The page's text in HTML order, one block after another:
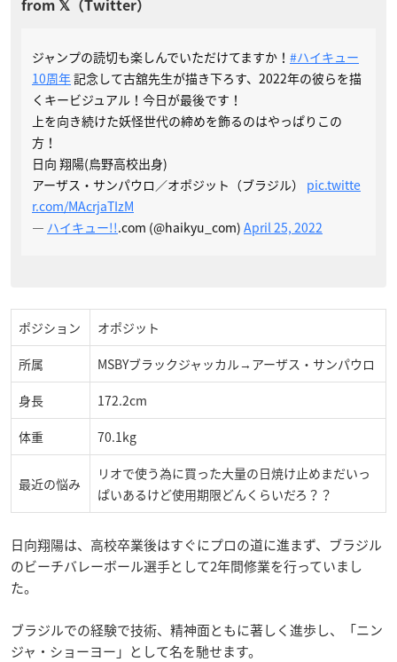
ジャンプの読切も楽しんでいただけてますか！ #ハイキュー
10周年記念して古舘先生が描き下ろす、2022年の彼らを描
くキービジュアル！今日が最後です！
上を向き続けた妖怪世代の締めを飾るのはやっぱりこの
方！
日向 翔陽(烏野高校出身)
アーザス・サンパウロ／オポジット（ブラジル） pic.twitte
r.com/MAcrjaTIzM
— ハイキュー!!.com (@haikyu_com) April 25, 2022
ポジション オポジット
所属 MSBYブラックジャッカル→アーザス・サンパウロ
身長 172.2cm
体重 70.1kg
最近の悩み
リオで使う為に買った大量の日焼け止めまだいっ
ぱいあるけど使用期限どんくらいだろ？？
日向翔陽は、高校卒業後はすぐにプロの道に進まず、ブラジル
のビーチバレーボール選手として2年間修業を行っていまし
た。
ブラジルでの経験で技術、精神面ともに著しく進歩し、「ニン
ジャ・ショーヨー」として名を馳せます。